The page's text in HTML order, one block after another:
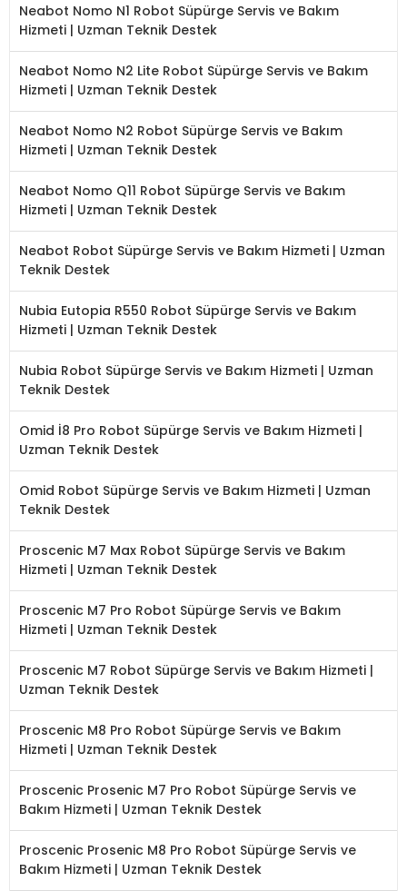
Neabot Nomo N1 Robot Süpürge Servis ve Bakım
Hizmeti | Uzman Teknik Destek
Neabot Nomo N2 Lite Robot Süpürge Servis ve Bakım
Hizmeti | Uzman Teknik Destek
Neabot Nomo N2 Robot Süpürge Servis ve Bakım
Hizmeti | Uzman Teknik Destek
Neabot Nomo Q11 Robot Süpürge Servis ve Bakım
Hizmeti | Uzman Teknik Destek
Neabot Robot Süpürge Servis ve Bakım Hizmeti | Uzman
Teknik Destek
Nubia Eutopia R550 Robot Süpürge Servis ve Bakım
Hizmeti | Uzman Teknik Destek
Nubia Robot Süpürge Servis ve Bakım Hizmeti | Uzman
Teknik Destek
Omid İ8 Pro Robot Süpürge Servis ve Bakım Hizmeti |
Uzman Teknik Destek
Omid Robot Süpürge Servis ve Bakım Hizmeti | Uzman
Teknik Destek
Proscenic M7 Max Robot Süpürge Servis ve Bakım
Hizmeti | Uzman Teknik Destek
Proscenic M7 Pro Robot Süpürge Servis ve Bakım
Hizmeti | Uzman Teknik Destek
Proscenic M7 Robot Süpürge Servis ve Bakım Hizmeti |
Uzman Teknik Destek
Proscenic M8 Pro Robot Süpürge Servis ve Bakım
Hizmeti | Uzman Teknik Destek
Proscenic Prosenic M7 Pro Robot Süpürge Servis ve
Bakım Hizmeti | Uzman Teknik Destek
Proscenic Prosenic M8 Pro Robot Süpürge Servis ve
Bakım Hizmeti | Uzman Teknik Destek